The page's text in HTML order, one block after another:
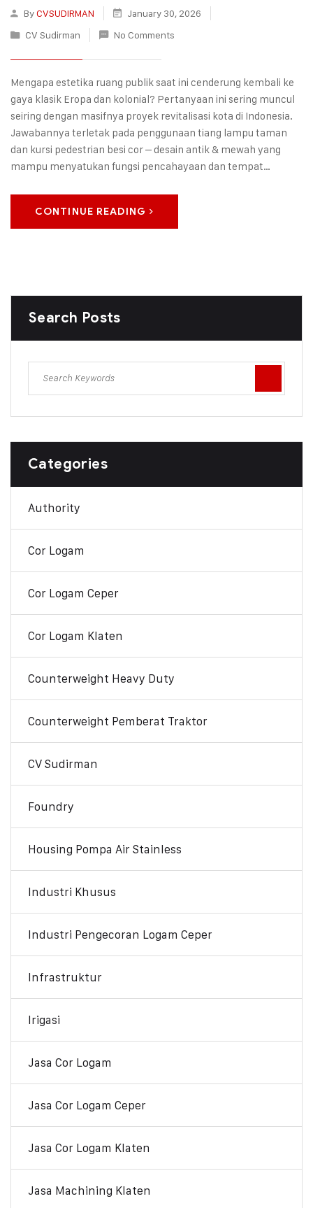
ByCVSUDIRMAN
January 30, 2026
CV Sudirman
No Comments
Mengapa estetika ruang publik saat ini cenderung kembali ke
gaya klasik Eropa dan kolonial? Pertanyaan ini sering muncul
seiring dengan masifnya proyek revitalisasi kota di Indonesia.
Jawabannya terletak pada penggunaan tiang lampu taman
dan kursi pedestrian besi cor – desain antik & mewah yang
mampu menyatukan fungsi pencahayaan dan tempat…
CONTINUE READING
Search Posts
Categories
Authority
Cor Logam
Cor Logam Ceper
Cor Logam Klaten
Counterweight Heavy Duty
Counterweight Pemberat Traktor
CV Sudirman
Foundry
Housing Pompa Air Stainless
Industri Khusus
Industri Pengecoran Logam Ceper
Infrastruktur
Irigasi
Jasa Cor Logam
Jasa Cor Logam Ceper
Jasa Cor Logam Klaten
Jasa Machining Klaten